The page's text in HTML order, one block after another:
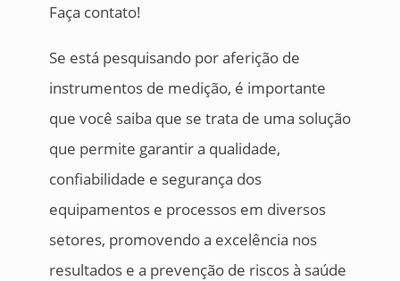
Faça contato!
Se está pesquisando por aferição de
instrumentos de medição, é importante
que você saiba que se trata de uma solução
que permite garantir a qualidade,
confiabilidade e segurança dos
equipamentos e processos em diversos
setores, promovendo a excelência nos
resultados e a prevenção de riscos à saúde